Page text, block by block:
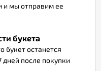
и мы отправим ее
букета
букет останется
после покупки